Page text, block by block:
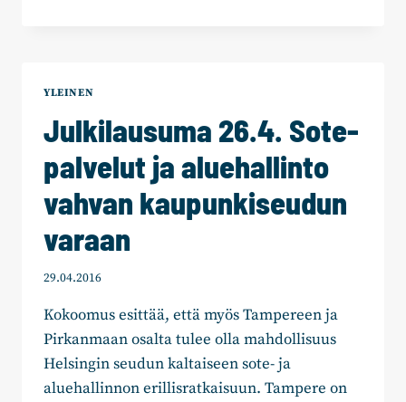
YLEINEN
Julkilausuma 26.4. Sote-
palvelut ja aluehallinto
vahvan kaupunkiseudun
varaan
29.04.2016
Kokoomus esittää, että myös Tampereen ja
Pirkanmaan osalta tulee olla mahdollisuus
Helsingin seudun kaltaiseen sote- ja
aluehallinnon erillisratkaisuun. Tampere on